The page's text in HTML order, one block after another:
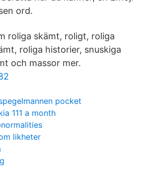
ord.
roliga skämt, roligt, roliga
roliga historier, snuskiga
och massor mer.
pocket
111 a month
likheter